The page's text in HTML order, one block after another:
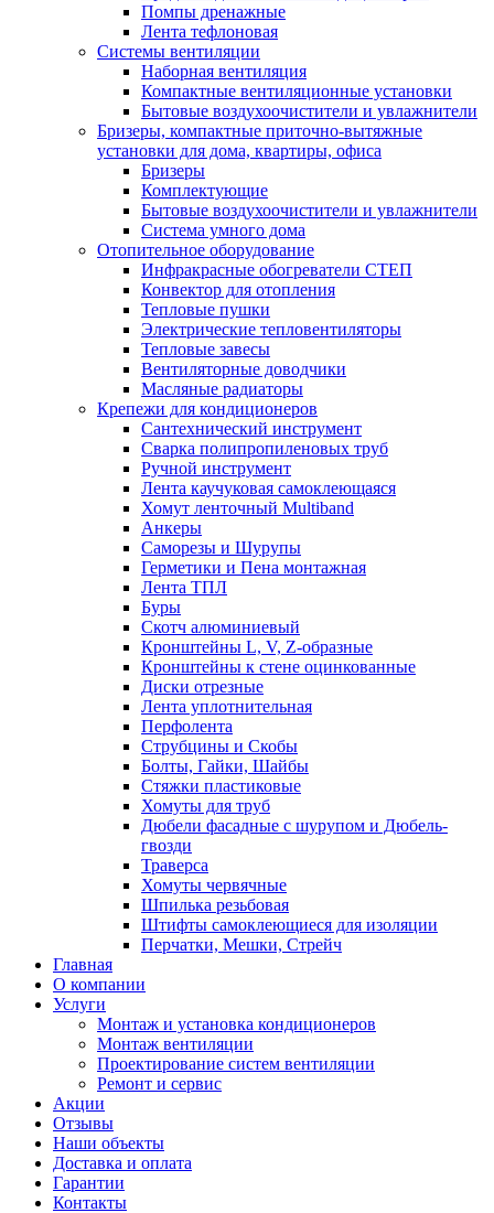
Помпы дренажные
Лента тефлоновая
Системы вентиляции
Наборная вентиляция
Компактные вентиляционные установки
Бытовые воздухоочистители и увлажнители
Бризеры, компактные приточно-вытяжные
установки для дома, квартиры, офиса
Бризеры
Комплектующие
Бытовые воздухоочистители и увлажнители
Система умного дома
Отопительное оборудование
Инфракрасные обогреватели СТЕП
Конвектор для отопления
Тепловые пушки
Электрические тепловентиляторы
Тепловые завесы
Вентиляторные доводчики
Масляные радиаторы
Крепежи для кондиционеров
Сантехнический инструмент
Сварка полипропиленовых труб
Ручной инструмент
Лента каучуковая самоклеющаяся
Хомут ленточный Multiband
Анкеры
Саморезы и Шурупы
Герметики и Пена монтажная
Лента ТПЛ
Буры
Скотч алюминиевый
Кронштейны L, V, Z-образные
Кронштейны к стене оцинкованные
Диски отрезные
Лента уплотнительная
Перфолента
Струбцины и Скобы
Болты, Гайки, Шайбы
Стяжки пластиковые
Хомуты для труб
Дюбели фасадные с шурупом и Дюбель-
гвозди
Траверса
Хомуты червячные
Шпилька резьбовая
Штифты самоклеющиеся для изоляции
Перчатки, Мешки, Стрейч
Главная
О компании
Услуги
Монтаж и установка кондиционеров
Монтаж вентиляции
Проектирование систем вентиляции
Ремонт и сервис
Акции
Отзывы
Наши объекты
Доставка и оплата
Гарантии
Контакты